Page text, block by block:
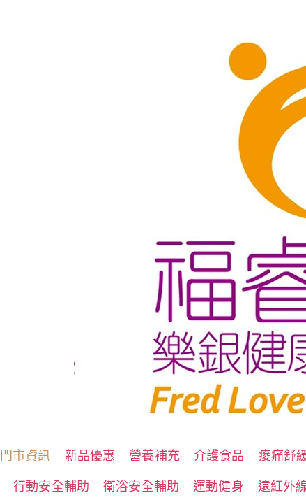
門市資訊 新品優惠 營養補充 介護食品 痠痛舒
行動安全輔助 衛浴安全輔助 運動健身 遠紅外